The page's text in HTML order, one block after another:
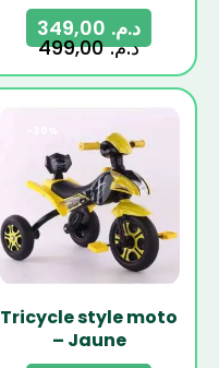
د.م.499,00
د.م.
Tricycle style moto
– Jaune